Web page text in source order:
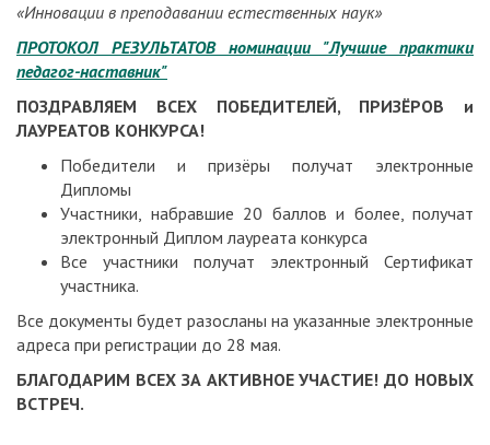
«Инновации в преподавании естественных наук»
ПРОТОКОЛ РЕЗУЛЬТАТОВ номинации "Лучшие практики
педагог-наставник"
ПОЗДРАВЛЯЕМ ВСЕХ ПОБЕДИТЕЛЕЙ, ПРИЗЁРОВ и
ЛАУРЕАТОВ КОНКУРСА!
Победители и призёры получат электронные
Дипломы
Участники, набравшие 20 баллов и более, получат
электронный Диплом лауреата конкурса
Все участники получат электронный Сертификат
участника.
Все документы будет разосланы на указанные электронные
адреса при регистрации до 28 мая.
БЛАГОДАРИМ ВСЕХ ЗА АКТИВНОЕ УЧАСТИЕ! ДО НОВЫХ
ВСТРЕЧ.